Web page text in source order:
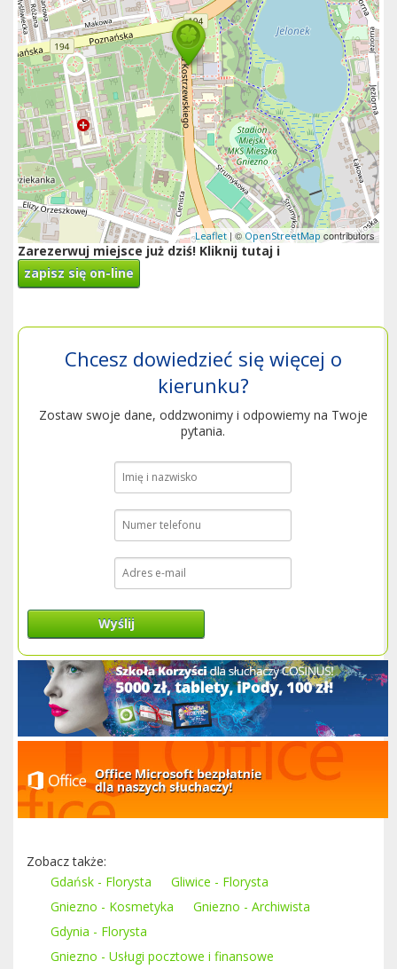
Leaflet | ©OpenStreetMap contributors
Zarezerwuj miejsce już dziś! Kliknij tutaj i
zapisz się on-line
Chcesz dowiedzieć się więcej o
kierunku?
Zostaw swoje dane, oddzwonimy i odpowiemy na Twoje
pytania.
Wyślij
Zobacz także:
Gdańsk - Florysta
Gliwice - Florysta
Gniezno - Kosmetyka
Gniezno - Archiwista
Gdynia - Florysta
Gniezno - Usługi pocztowe i finansowe